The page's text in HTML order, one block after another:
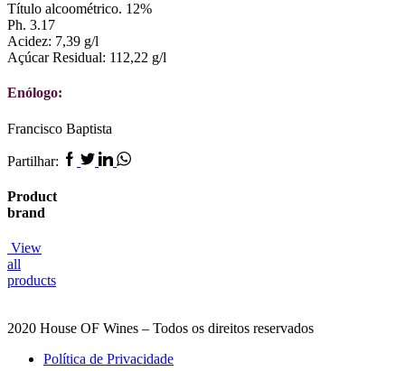
Título alcoométrico. 12%
Ph. 3.17
Acidez: 7,39 g/l
Açúcar Residual: 112,22 g/l
Enólogo:
Francisco Baptista
Partilhar: Facebook
TwitterLinkedin
Whatsapp
Product
brand
View
all
products
2020 House OF Wines – Todos os direitos reservados
Política de Privacidade